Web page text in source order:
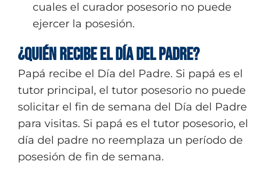
cuales el curador posesorio no puede
ejercer la posesión.
¿Quién recibe el Día del Padre?
Papá recibe el Día del Padre. Si papá es el
tutor principal, el tutor posesorio no puede
solicitar el fin de semana del Día del Padre
para visitas. Si papá es el tutor posesorio, el
día del padre no reemplaza un período de
posesión de fin de semana.